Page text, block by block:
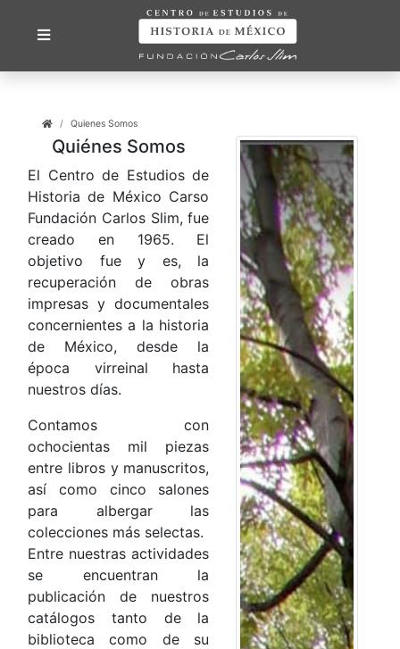
Quienes Somos
Quiénes Somos
El Centro de Estudios de
Historia de México Carso
Fundación Carlos Slim, fue
creado en 1965. El
objetivo fue y es, la
recuperación de obras
impresas y documentales
concernientes a la historia
de México, desde la
época virreinal hasta
nuestros días.
Contamos con
ochocientas mil piezas
entre libros y manuscritos,
así como cinco salones
para albergar las
colecciones más selectas.
Entre nuestras actividades
se encuentran la
publicación de nuestros
catálogos tanto de la
biblioteca como de su